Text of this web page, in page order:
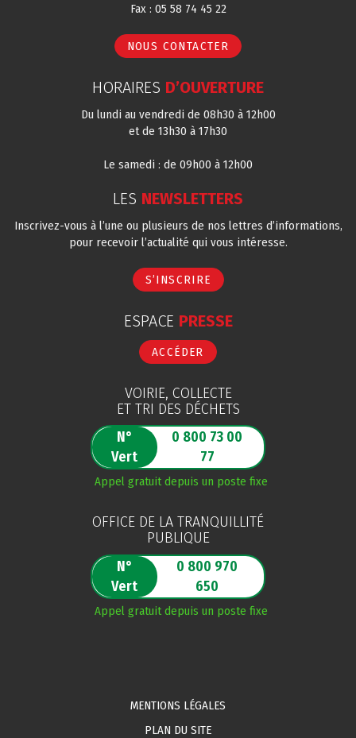
Fax : 05 58 74 45 22
NOUS CONTACTER
HORAIRES D’OUVERTURE
Du lundi au vendredi de 08h30 à 12h00
et de 13h30 à 17h30
Le samedi : de 09h00 à 12h00
LES NEWSLETTERS
Inscrivez-vous à l’une ou plusieurs de nos lettres d’informations,
pour recevoir l’actualité qui vous intéresse.
S’INSCRIRE
ESPACE PRESSE
ACCÉDER
VOIRIE, COLLECTE
ET TRI DES DÉCHETS
N°
Vert
0 800 73 00
77
Appel gratuit depuis un poste fixe
OFFICE DE LA TRANQUILLITÉ
PUBLIQUE
N°
Vert
0 800 970
650
Appel gratuit depuis un poste fixe
MENTIONS LÉGALES
PLAN DU SITE